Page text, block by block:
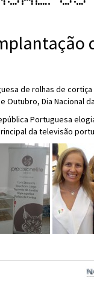
de rolhas de
Dia Nacional
Portuguesa
da televisão